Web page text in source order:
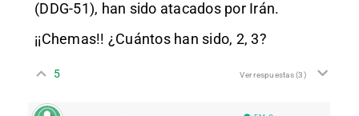
(DDG-51), han sido atacados por Irán.
¡¡Chemas!! ¿Cuántos han sido, 2, 3?
5 Ver respuestas(3)